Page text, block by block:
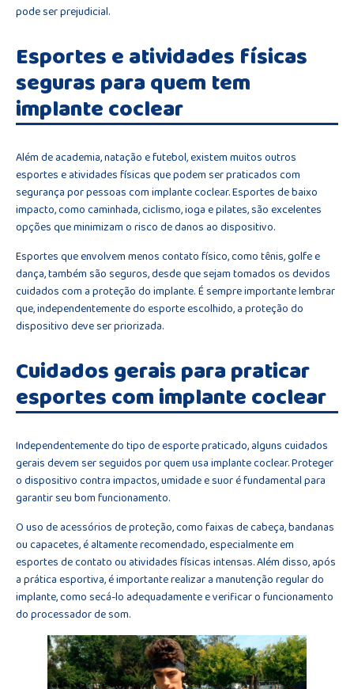
pode ser prejudicial.
Esportes e atividades físicas
seguras para quem tem
implante coclear
Além de academia, natação e futebol, existem muitos outros
esportes e atividades físicas que podem ser praticados com
segurança por pessoas com implante coclear. Esportes de baixo
impacto, como caminhada, ciclismo, ioga e pilates, são excelentes
opções que minimizam o risco de danos ao dispositivo.
Esportes que envolvem menos contato físico, como tênis, golfe e
dança, também são seguros, desde que sejam tomados os devidos
cuidados com a proteção do implante. É sempre importante lembrar
que, independentemente do esporte escolhido, a proteção do
dispositivo deve ser priorizada.
Cuidados gerais para praticar
esportes com implante coclear
Independentemente do tipo de esporte praticado, alguns cuidados
gerais devem ser seguidos por quem usa implante coclear. Proteger
o dispositivo contra impactos, umidade e suor é fundamental para
garantir seu bom funcionamento.
O uso de acessórios de proteção, como faixas de cabeça, bandanas
ou capacetes, é altamente recomendado, especialmente em
esportes de contato ou atividades físicas intensas. Além disso, após
a prática esportiva, é importante realizar a manutenção regular do
implante, como secá-lo adequadamente e verificar o funcionamento
do processador de som.